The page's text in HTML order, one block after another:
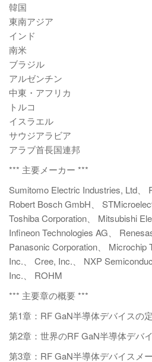
韓国
東南アジア
インド
南米
ブラジル
アルゼンチン
中東・アフリカ
トルコ
イスラエル
サウジアラビア
アラブ首長国連邦
*** 主要メーカー ***
Sumitomo Electric Industries, Ltd、
Robert Bosch GmbH、
Toshiba Corporation、 Mitsubishi
Infineon Technologies AG、
Panasonic Corporation、 Microchip
Inc.、 Cree, Inc.、 NXP
Inc.、 ROHM
*** 主要章の概要 ***
第1章：RF GaN半導体デバイスの
第2章：世界のRF GaN半導体デバ
第3章：RF GaN半導体デバイスメ